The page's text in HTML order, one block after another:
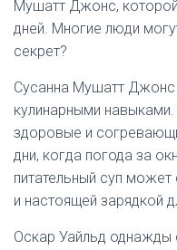
Мушатт Джонс,
дней. Многие люди
секрет?
Сусанна Мушатт Джонс
кулинарными
здоровые и
дни, когда погода за
питательный суп
и настоящей зарядкой
Оскар Уайльд однажды